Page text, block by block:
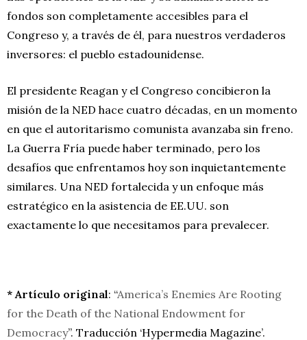
fondos son completamente accesibles para el
Congreso y, a través de él, para nuestros verdaderos
inversores: el pueblo estadounidense.
El presidente Reagan y el Congreso concibieron la
misión de la NED hace cuatro décadas, en un momento
en que el autoritarismo comunista avanzaba sin freno.
La Guerra Fría puede haber terminado, pero los
desafíos que enfrentamos hoy son inquietantemente
similares. Una NED fortalecida y un enfoque más
estratégico en la asistencia de EE.UU. son
exactamente lo que necesitamos para prevalecer.
* Artículo original: “America’s Enemies Are Rooting
for the Death of the National Endowment for
Democracy”. Traducción ‘Hypermedia Magazine’.